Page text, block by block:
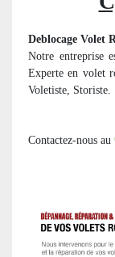
Deblocage Volet
Notre entreprise
Experte en volet
Voletiste, Storiste.
Contactez-nous au